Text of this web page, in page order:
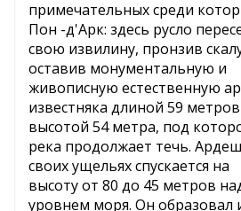
примечательных среди
Пон -д'Арк: здесь русло
свою извилину, пронзив
оставив монументальную и
живописную естественную
известняка длиной 59
высотой 54 метра, под
река продолжает течь.
своих ущельях спускается на
высоту от 80 до 45 метров
уровнем моря. Он образовал